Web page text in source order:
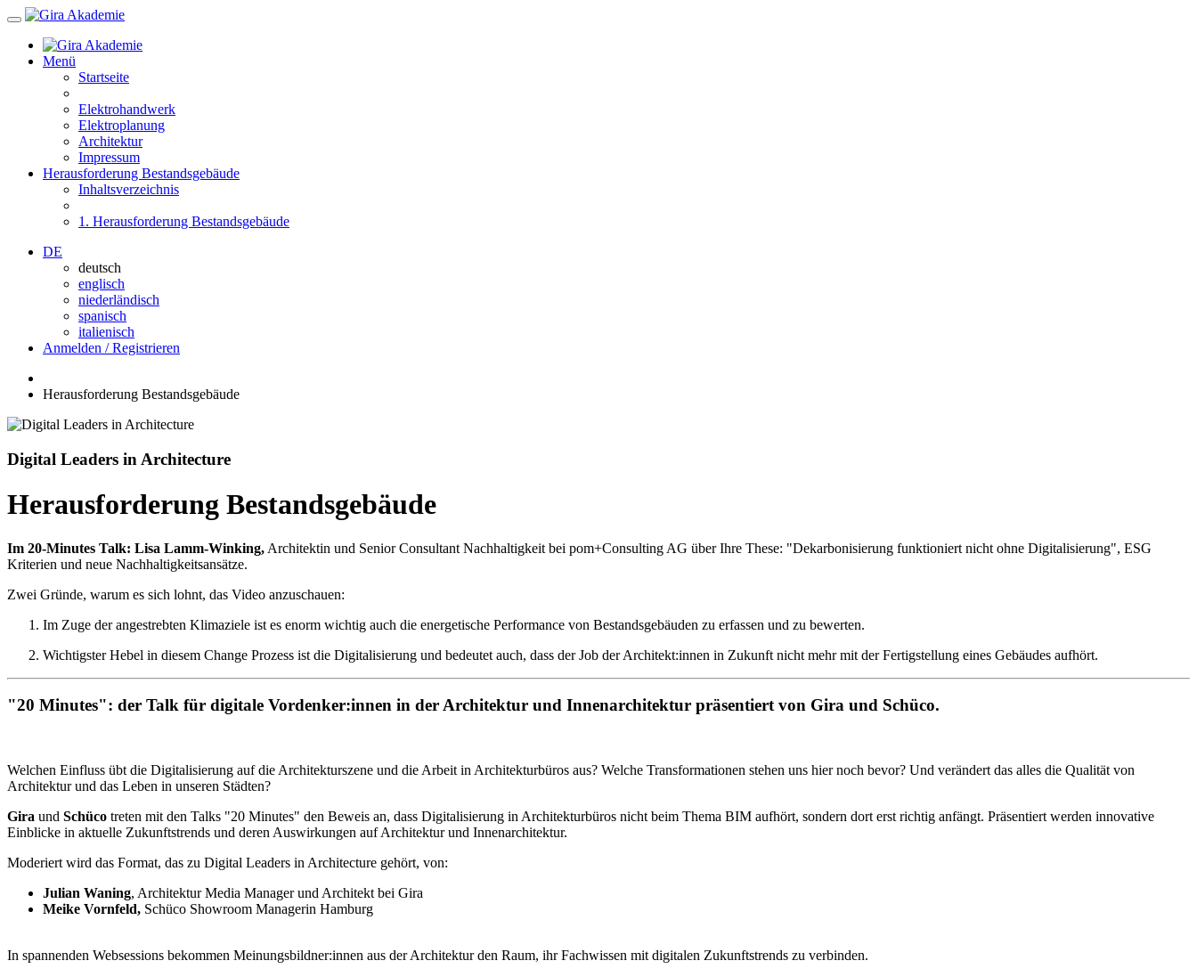
Menü
Startseite
Elektrohandwerk
Elektroplanung
Architektur
Impressum
Herausforderung Bestandsgebäude
Inhaltsverzeichnis
1. Herausforderung Bestandsgebäude
DE
deutsch
englisch
niederländisch
spanisch
italienisch
Anmelden / Registrieren
Herausforderung Bestandsgebäude
Digital Leaders in Architecture
Herausforderung Bestandsgebäude
Im 20-Minutes Talk: Lisa Lamm-Winking, Architektin und Senior Consultant Nachhaltigkeit bei pom+Consulting AG über Ihre These: "Dekarbonisierung funktioniert nicht ohne Digitalisierung", ESG
Kriterien und neue Nachhaltigkeitsansätze.
Zwei Gründe, warum es sich lohnt, das Video anzuschauen:
Im Zuge der angestrebten Klimaziele ist es enorm wichtig auch die energetische Performance von Bestandsgebäuden zu erfassen und zu bewerten.
Wichtigster Hebel in diesem Change Prozess ist die Digitalisierung und bedeutet auch, dass der Job der Architekt:innen in Zukunft nicht mehr mit der Fertigstellung eines Gebäudes aufhört.
"20 Minutes": der Talk für digitale Vordenker:innen in der Architektur und Innenarchitektur präsentiert von Gira und Schüco.
Welchen Einfluss übt die Digitalisierung auf die Architekturszene und die Arbeit in Architekturbüros aus? Welche Transformationen stehen uns hier noch bevor? Und verändert das alles die Qualität von
Architektur und das Leben in unseren Städten?
Gira und Schüco treten mit den Talks "20 Minutes" den Beweis an, dass Digitalisierung in Architekturbüros nicht beim Thema BIM aufhört, sondern dort erst richtig anfängt. Präsentiert werden innovative
Einblicke in aktuelle Zukunftstrends und deren Auswirkungen auf Architektur und Innenarchitektur.
Moderiert wird das Format, das zu Digital Leaders in Architecture gehört, von:
Julian Waning, Architektur Media Manager und Architekt bei Gira
Meike Vornfeld, Schüco Showroom Managerin Hamburg
In spannenden Websessions bekommen Meinungsbildner:innen aus der Architektur den Raum, ihr Fachwissen mit digitalen Zukunftstrends zu verbinden.